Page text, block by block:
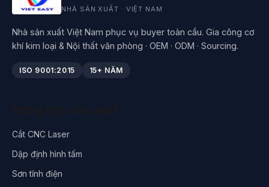
NHÀ SẢN XUẤT · VIỆT NAM
Nhà sản xuất Việt Nam phục vụ buyer toàn cầu. Gia công cơ
khí kim loại & Nội thất văn phòng · OEM · ODM · Sourcing.
ISO 9001:2015 15+ NĂM
Cắt CNC Laser
Dập định hình tấm
Sơn tĩnh điện